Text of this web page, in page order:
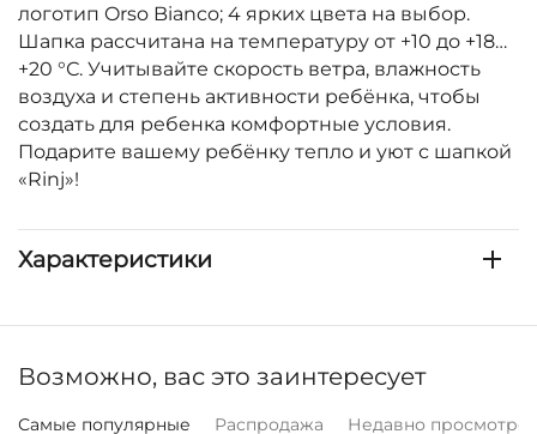
логотип Orso Bianco; 4 ярких цвета на выбор.
Шапка рассчитана на температуру от +10 до +18…
+20 °С. Учитывайте скорость ветра, влажность
воздуха и степень активности ребёнка, чтобы
создать для ребенка комфортные условия.
Подарите вашему ребёнку тепло и уют с шапкой
«Rinj»!
Характеристики
Возможно, вас это заинтересует
Самые популярные Распродажа Недавно